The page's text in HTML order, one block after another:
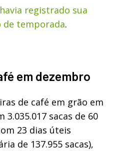
registrado sua
de temporada.
em dezembro
de café em grão em
sacas de 60
23 dias úteis
de 137.955 sacas),